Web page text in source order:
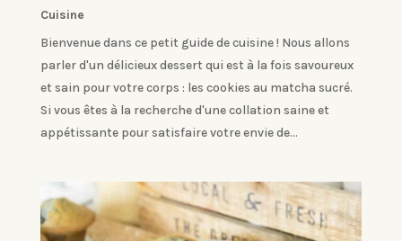
Cuisine
Bienvenue dans ce petit guide de cuisine ! Nous allons
parler d'un délicieux dessert qui est à la fois savoureux
et sain pour votre corps : les cookies au matcha sucré.
Si vous êtes à la recherche d'une collation saine et
appétissante pour satisfaire votre envie de...